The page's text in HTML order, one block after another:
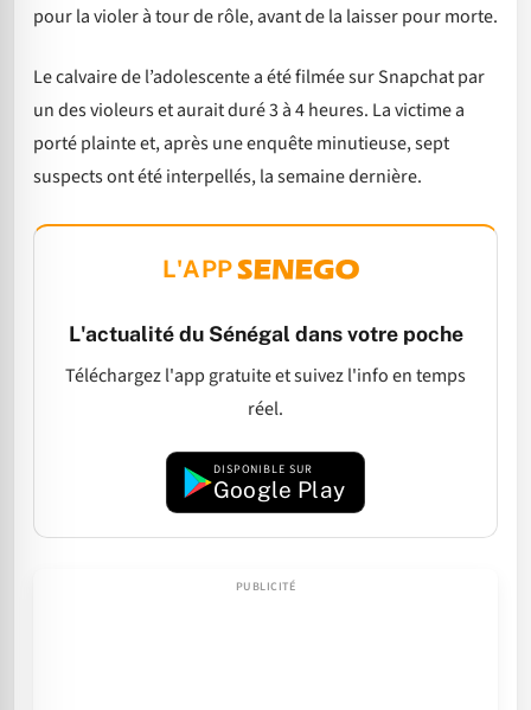
pour la violer à tour de rôle, avant de la laisser pour morte.
Le calvaire de l’adolescente a été filmée sur Snapchat par
un des violeurs et aurait duré 3 à 4 heures. La victime a
porté plainte et, après une enquête minutieuse, sept
suspects ont été interpellés, la semaine dernière.
L'APP
L'actualité du Sénégal dans votre poche
Téléchargez l'app gratuite et suivez l'info en temps
réel.
DISPONIBLE SUR
Google Play